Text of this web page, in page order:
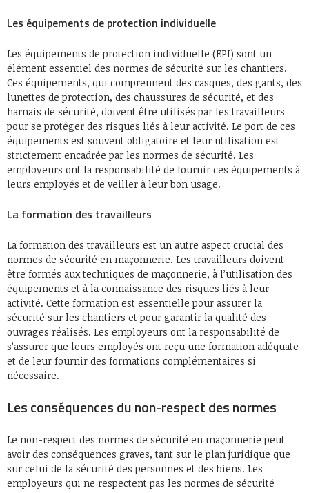
Les équipements de protection individuelle
Les équipements de protection individuelle (EPI) sont un
élément essentiel des normes de sécurité sur les chantiers.
Ces équipements, qui comprennent des casques, des gants, des
lunettes de protection, des chaussures de sécurité, et des
harnais de sécurité, doivent être utilisés par les travailleurs
pour se protéger des risques liés à leur activité. Le port de ces
équipements est souvent obligatoire et leur utilisation est
strictement encadrée par les normes de sécurité. Les
employeurs ont la responsabilité de fournir ces équipements à
leurs employés et de veiller à leur bon usage.
La formation des travailleurs
La formation des travailleurs est un autre aspect crucial des
normes de sécurité en maçonnerie. Les travailleurs doivent
être formés aux techniques de maçonnerie, à l’utilisation des
équipements et à la connaissance des risques liés à leur
activité. Cette formation est essentielle pour assurer la
sécurité sur les chantiers et pour garantir la qualité des
ouvrages réalisés. Les employeurs ont la responsabilité de
s’assurer que leurs employés ont reçu une formation adéquate
et de leur fournir des formations complémentaires si
nécessaire.
Les conséquences du non-respect des normes
Le non-respect des normes de sécurité en maçonnerie peut
avoir des conséquences graves, tant sur le plan juridique que
sur celui de la sécurité des personnes et des biens. Les
employeurs qui ne respectent pas les normes de sécurité